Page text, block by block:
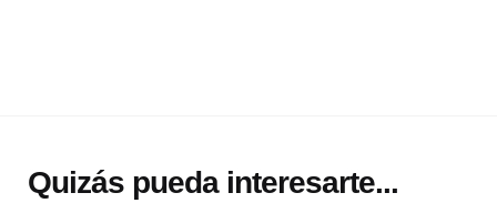
Quizás pueda interesarte...